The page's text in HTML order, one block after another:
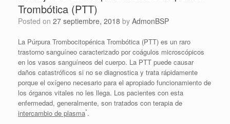
Trombótica (PTT)
Posted on 27 septiembre, 2018 by AdmonBSP
La Púrpura Trombocitopénica Trombótica (PTT) es un raro
trastorno sanguíneo caracterizado por coágulos microscópicos
en los vasos sanguíneos del cuerpo. La PTT puede causar
daños catastróficos si no se diagnostica y trata rápidamente
porque el oxígeno necesario para el apropiado funcionamiento de
los órganos vitales no les llega. Los pacientes con esta
enfermedad, generalmente, son tratados con terapia de
intercambio de plasma*.